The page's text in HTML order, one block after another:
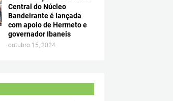
Central do Núcleo
Bandeirante é lançada
com apoio de Hermeto e
governador Ibaneis
outubro 15, 2024